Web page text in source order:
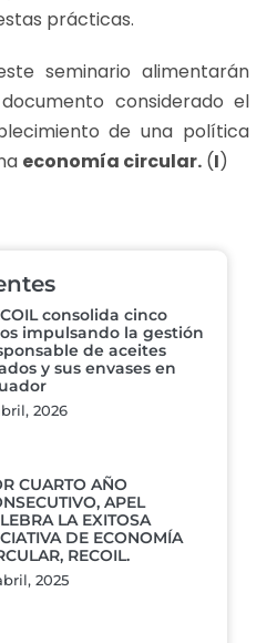
prácticas.
seminario alimentarán
considerado el
de una política
economía circular. (I)
consolida cinco
impulsando la gestión
de aceites
y sus envases en
2026
CUARTO AÑO
APEL
LA EXITOSA
DE ECONOMÍA
RECOIL.
2025